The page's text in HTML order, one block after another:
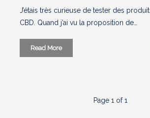
J’étais très curieuse de tester des
CBD. Quand j’ai vu la proposition de…
Read MoreA
la
Page 1 of 1